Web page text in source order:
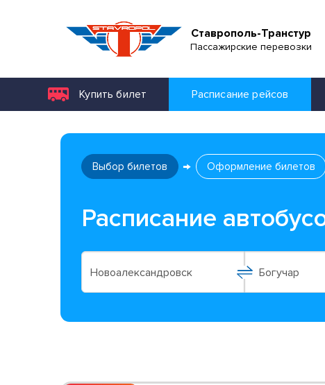
Ставрополь-Транстур
Пассажирские перевозки
Купить билет Расписание рейсов
Выбор билетов Оформление билетов
Расписание